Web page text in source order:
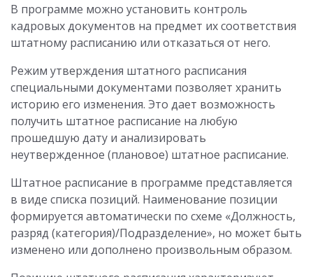
В программе можно установить контроль
кадровых документов на предмет их соответствия
штатному расписанию или отказаться от него.
Режим утверждения штатного расписания
специальными документами позволяет хранить
историю его изменения. Это дает возможность
получить штатное расписание на любую
прошедшую дату и анализировать
неутвержденное (плановое) штатное расписание.
Штатное расписание в программе представляется
в виде списка позиций. Наименование позиции
формируется автоматически по схеме «Должность,
разряд (категория)/Подразделение», но может быть
изменено или дополнено произвольным образом.